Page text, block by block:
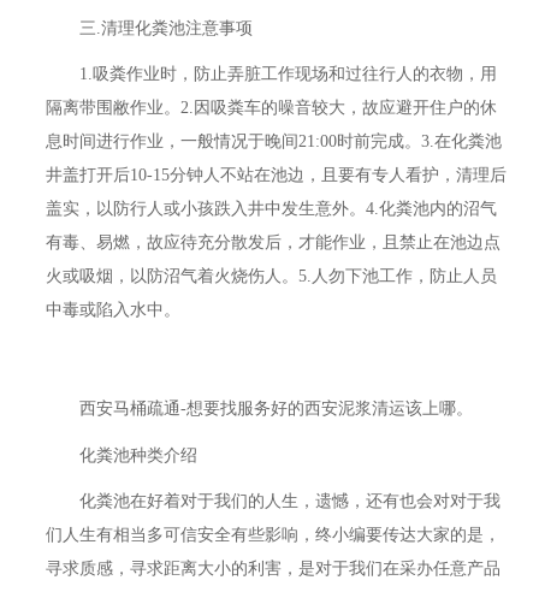
三.清理化粪池注意事项
1.吸粪作业时，防止弄脏工作现场和过往行人的衣物，用
隔离带围敝作业。2.因吸粪车的噪音较大，故应避开住户的休
息时间进行作业，一般情况于晚间21:00时前完成。3.在化粪池
井盖打开后10-15分钟人不站在池边，且要有专人看护，清理后
盖实，以防行人或小孩跌入井中发生意外。4.化粪池内的沼气
有毒、易燃，故应待充分散发后，才能作业，且禁止在池边点
火或吸烟，以防沼气着火烧伤人。5.人勿下池工作，防止人员
中毒或陷入水中。
西安马桶疏通-想要找服务好的西安泥浆清运该上哪。
化粪池种类介绍
化粪池在好着对于我们的人生，遗憾，还有也会对对于我
们人生有相当多可信安全有些影响，终小编要传达大家的是，
寻求质感，寻求距离大小的利害，是对于我们在采办任意产品